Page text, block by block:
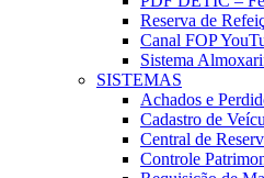
Reserva de
Canal FOP
Sistema
SISTEMAS
Achados e
Cadastro de
Central de
Controle